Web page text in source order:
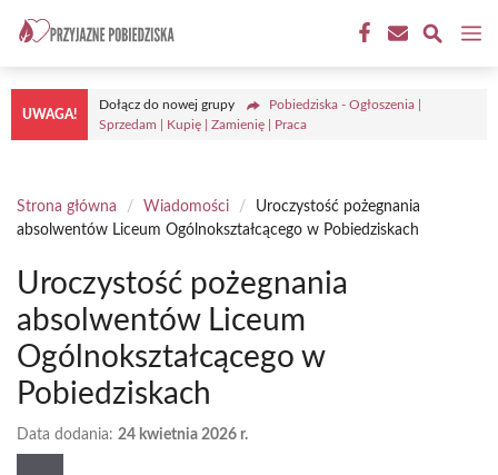
treści
UWAGA!
Dołącz do nowej grupy
Pobiedziska - Ogłoszenia |
Sprzedam | Kupię | Zamienię | Praca
Strona główna / Wiadomości /
Uroczystość pożegnania
absolwentów Liceum Ogólnokształcącego w Pobiedziskach
Uroczystość pożegnania
absolwentów Liceum
Ogólnokształcącego w
Pobiedziskach
Data dodania: 24 kwietnia 2026 r.